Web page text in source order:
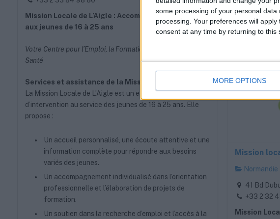
some processing of your personal
processing. Your preferences will
consent at any time by returning to this
MORE OPTIONS
Mission Locale de L’Aigle : Accompagnement dédié
aux jeunes de 16 à 25 ans
Votre Centre pour l’Emploi, la Formation, le Logement et la
Santé
Services et assistance de la Mission Locale
La Mission Locale de L’Aigle est un espace clé
d’intervention au service des jeunes de 16 à 25 ans. Elle
propose :
Un accueil personnalisé, une écoute attentive et une
information complète pour répondre aux besoins
variés des jeunes.
Un accompagnement individualisé dans l’orientation
professionnelle et l’élaboration de projets de
formation.
Un soutien dans la recherche d’emploi et l’accès à la
Mission
Normandie
41 Bd
+33 2 32
Mission